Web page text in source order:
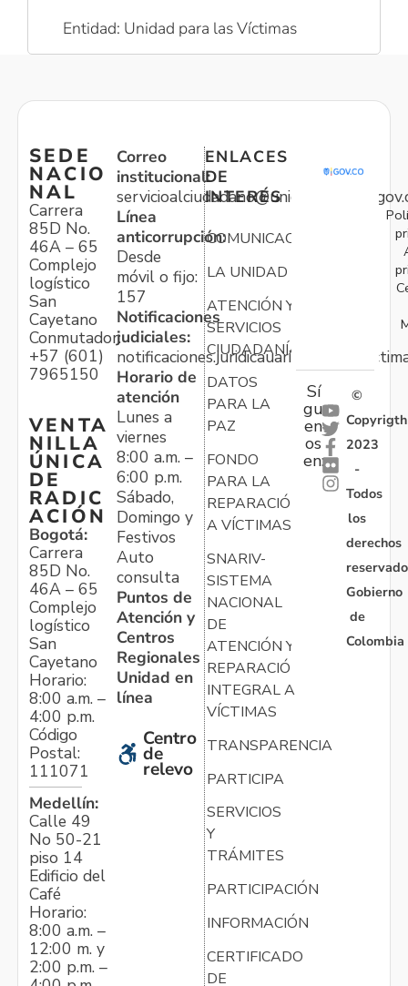
Entidad: Unidad para las Víctimas
SEDE
NACIO
NAL
Carrera
85D No.
46A – 65
Complejo
logístico
San
Cayetano
Conmutador:
+57 (601)
7965150
VENTA
NILLA
ÚNICA
DE
RADIC
ACIÓN
Bogotá:
Carrera
85D No.
46A – 65
Complejo
logístico
San
Cayetano
Horario:
8:00 a.m. –
4:00 p.m.
Código
Postal:
111071
Medellín:
Calle 49
No 50-21
piso 14
Edificio del
Café
Horario:
8:00 a.m. –
12:00 m. y
2:00 p.m. –
Correo
institucional:
Línea
anticorrupción:
Desde
móvil o fijo:
157
Notificaciones
judiciales:
Horario de
atención
Lunes a
viernes
8:00 a.m. –
6:00 p.m.
Sábado,
Domingo y
Festivos
Auto
consulta
Puntos de
Atención y
Centros
Regionales
Unidad en
línea
Centro
de
relevo
ENLACES
DE
INTERÉS
COMUNICACIONES
LA UNIDAD
ATENCIÓN Y
SERVICIOS
CIUDADANÍA
DATOS
PARA LA
PAZ
FONDO
PARA LA
REPARACIÓN
A VÍCTIMAS
SNARIV-
SISTEMA
NACIONAL
DE
ATENCIÓN Y
REPARACIÓN
INTEGRAL A
VÍCTIMAS
TRANSPARENCIA
PARTICIPA
SERVICIOS
Y
TRÁMITES
PARTICIPACIÓN
INFORMACIÓN
CERTIFICADO
DE
Sí
gu
en
os
en:
©
Copyrigth
2023
-
Todos
los
derechos
Gobierno
de
Colombia